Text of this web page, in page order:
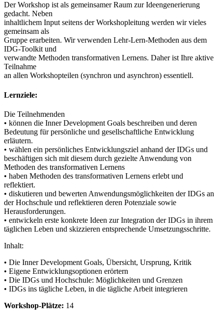
Der Workshop ist als gemeinsamer Raum zur Ideengenerierung
gedacht. Neben
inhaltlichem Input seitens der Workshopleitung werden wir vieles
gemeinsam als
Gruppe erarbeiten. Wir verwenden Lehr-Lern-Methoden aus dem
IDG-Toolkit und
verwandte Methoden transformativen Lernens. Daher ist Ihre aktive
Teilnahme
an allen Workshopteilen (synchron und asynchron) essentiell.
Lernziele:
Die Teilnehmenden
• können die Inner Development Goals beschreiben und deren
Bedeutung für persönliche und gesellschaftliche Entwicklung
erläutern.
• wählen ein persönliches Entwicklungsziel anhand der IDGs und
beschäftigen sich mit diesem durch gezielte Anwendung von
Methoden des transformativen Lernens
• haben Methoden des transformativen Lernens erlebt und
reflektiert.
• diskutieren und bewerten Anwendungsmöglichkeiten der IDGs an
der Hochschule und reflektieren deren Potenziale sowie
Herausforderungen.
• entwickeln erste konkrete Ideen zur Integration der IDGs in ihrem
täglichen Leben und skizzieren entsprechende Umsetzungsschritte.
Inhalt:
• Die Inner Development Goals, Übersicht, Ursprung, Kritik
• Eigene Entwicklungsoptionen erörtern
• Die IDGs und Hochschule: Möglichkeiten und Grenzen
• IDGs ins tägliche Leben, in die tägliche Arbeit integrieren
Workshop-Plätze: 14